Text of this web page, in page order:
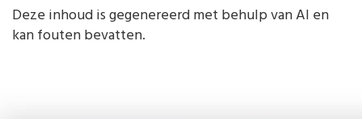
Deze inhoud is gegenereerd met behulp van AI en
kan fouten bevatten.